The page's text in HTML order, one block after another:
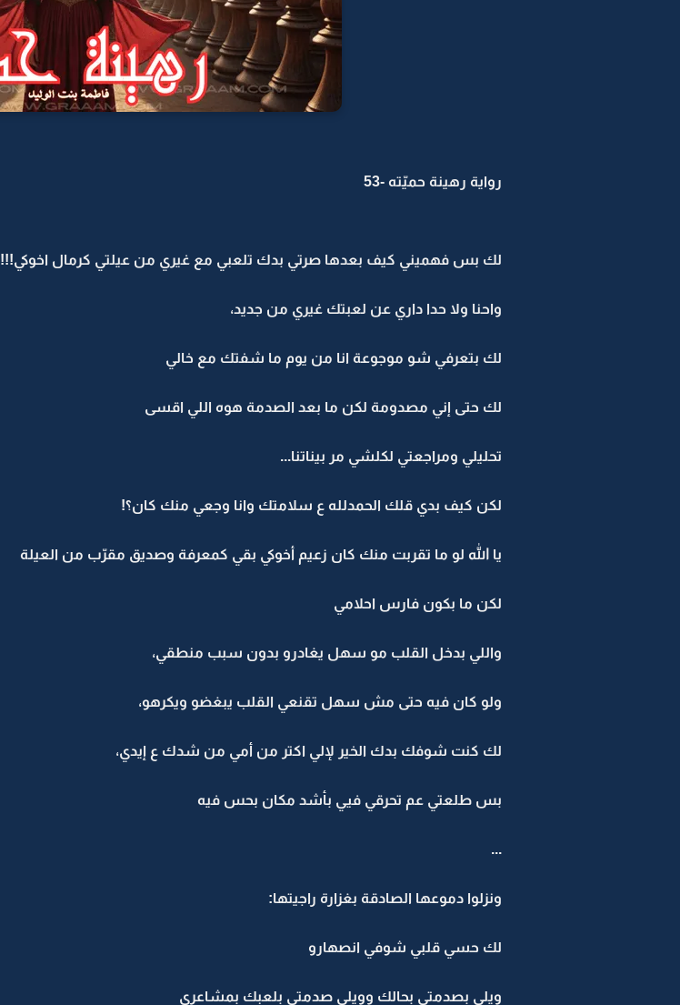
رواية رهينة حميّته -53
لك بس فهميني كيف بعدها صرتي بدك تلعبي مع غيري من عيلتي كرمال اخوكي!!!
واحنا ولا حدا داري عن لعبتك غيري من جديد،
لك بتعرفي شو موجوعة انا من يوم ما شفتك مع خالي
لك حتى إني مصدومة لكن ما بعد الصدمة هوه اللي اقسى
تحليلي ومراجعتي لكلشي مر بيناتنا...
لكن كيف بدي قلك الحمدلله ع سلامتك وانا وجعي منك كان؟!
يا الله لو ما تقربت منك كان زعيم أخوكي بقي كمعرفة وصديق مقرّب من العيلة
لكن ما بكون فارس احلامي
واللي بدخل القلب مو سهل يغادرو بدون سبب منطقي،
ولو كان فيه حتى مش سهل تقنعي القلب يبغضو ويكرهو،
لك كنت شوفك بدك الخير لإلي اكتر من أمي من شدك ع إيدي،
بس طلعتي عم تحرقي فيي بأشد مكان بحس فيه
...
ونزلوا دموعها الصادقة بغزارة راجيتها:
لك حسي قلبي شوفي انصهارو
ويلي بصدمتي بحالك وويلي صدمتي بلعبك بمشاعري